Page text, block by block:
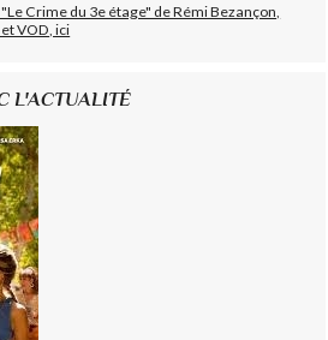
Crime du 3e étage" de Rémi Bezançon,
VOD, ici
L'ACTUALITÉ